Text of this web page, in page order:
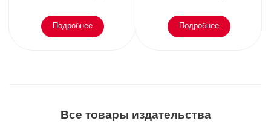
Подробнее Подробнее
Все товары издательства